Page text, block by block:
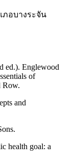
ภอบางระจัน
ed.). Englewood
of
Row.
and
health goal: a